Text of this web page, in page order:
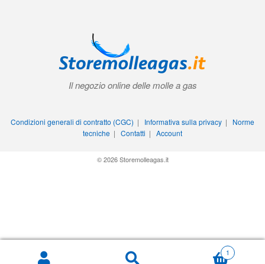
1
Il negozio online delle molle a gas
Condizioni generali di contratto (CGC) | Informativa sulla privacy | Norme
tecniche | Contatti | Account
© 2026 Storemolleagas.it